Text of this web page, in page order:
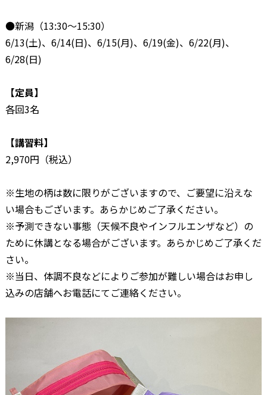
●新潟（13:30～15:30）
6/13(土)、6/14(日)、6/15(月)、6/19(金)、6/22(月)、
6/28(日)
【定員】
各回3名
【講習料】
2,970円（税込）
※生地の柄は数に限りがございますので、ご要望に沿えな
い場合もございます。あらかじめご了承ください。
※予測できない事態（天候不良やインフルエンザなど）の
ために休講となる場合がございます。あらかじめご了承くだ
さい。
※当日、体調不良などによりご参加が難しい場合はお申し
込みの店舗へお電話にてご連絡ください。